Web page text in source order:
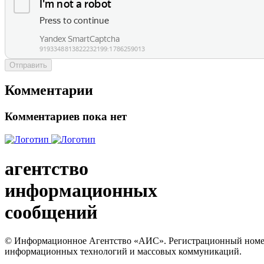
Отправить
Комментарии
Комментариев пока нет
агентство
информационных
сообщений
© Информационное Агентство «АИС». Регистрационный
информационных технологий и массовых коммуникаций.